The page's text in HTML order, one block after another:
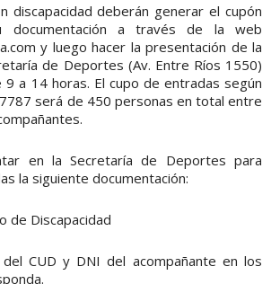
discapacidad deberán generar el cupón
documentación a través de la web
y luego hacer la presentación de la
de Deportes (Av. Entre Ríos 1550)
a 14 horas. El cupo de entradas según
será de 450 personas en total entre
en la Secretaría de Deportes para
la siguiente documentación:
de Discapacidad
CUD y DNI del acompañante en los